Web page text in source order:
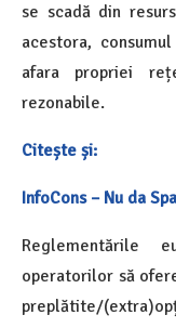
se scadă din
acestora,
afara propriei
rezonabile.
Citește și:
InfoCons – Nu da
Reglementările
operatorilor să
preplătite/